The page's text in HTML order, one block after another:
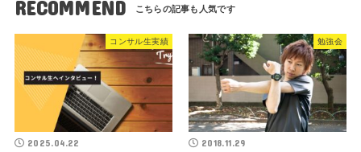
RECOMMEND
コンサル生実績
2025.04.22
勉強会
2018.11.29